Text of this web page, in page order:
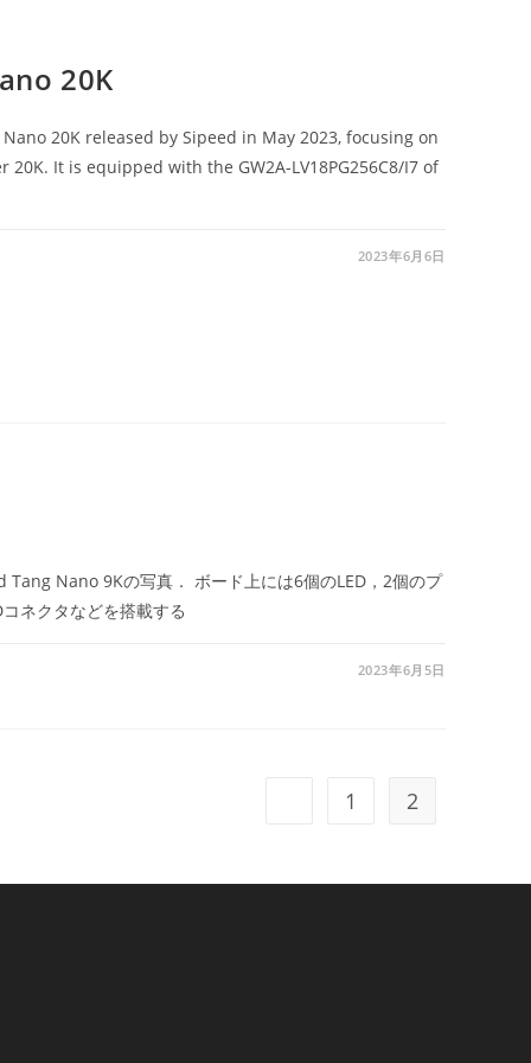
20K
20K released by Sipeed in May 2023, focusing on
It is equipped with the GW2A-LV18PG256C8/I7 of
2023年6月6日
Tang Nano 9Kの写真． ボード上には6個のLED，2個のプ
ネクタなどを搭載する
2023年6月5日
前のページヘ
1 2